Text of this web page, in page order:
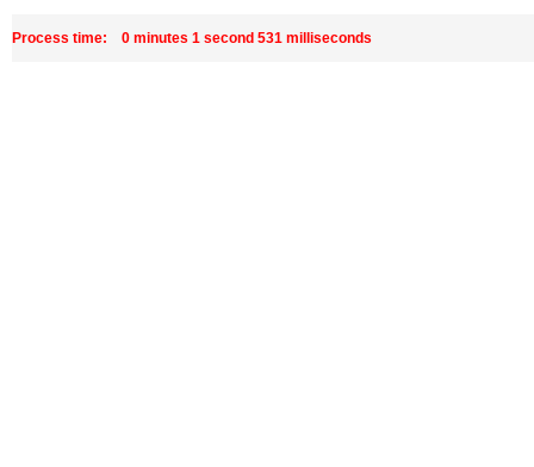
Process time: 0 minutes 1 second 531 milliseconds